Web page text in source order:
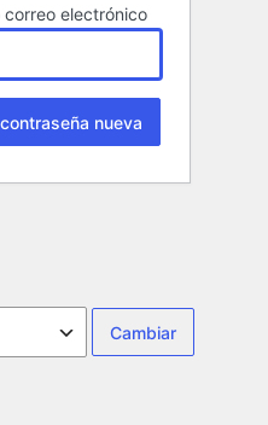
electrónico